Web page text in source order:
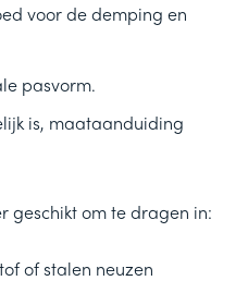
voor de demping en
pasvorm.
is, maataanduiding
geschikt om te dragen in:
of stalen neuzen